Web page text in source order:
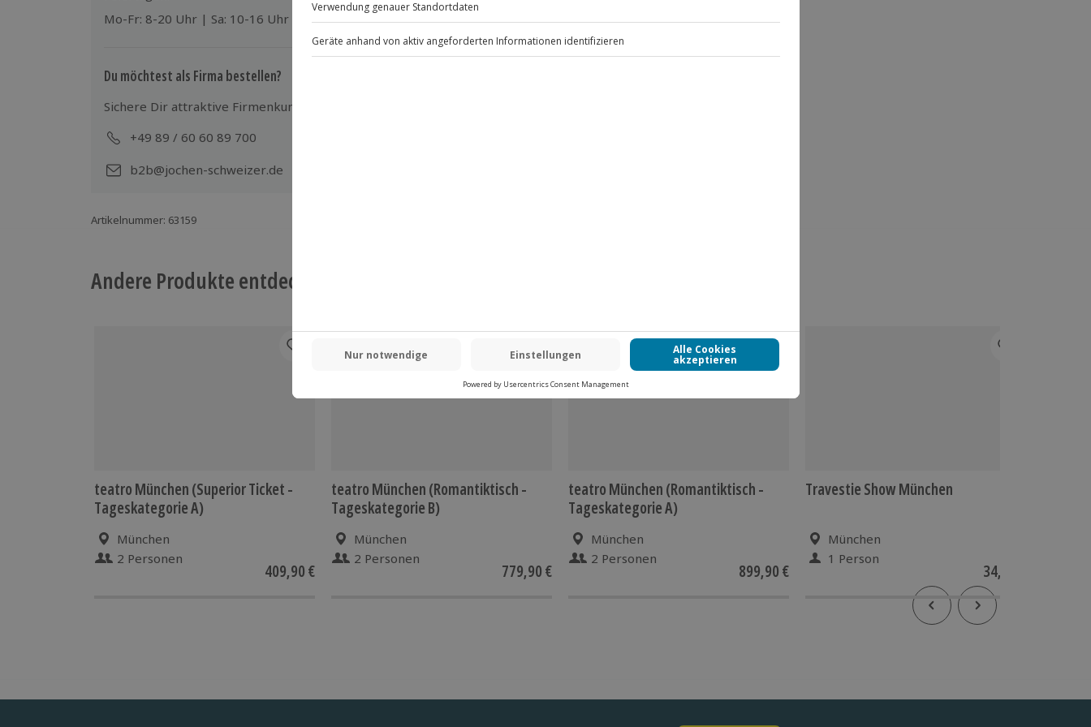
Mo-Fr: 8-20 Uhr | Sa: 10-16 Uhr
Du möchtest als Firma bestellen?
Sichere Dir attraktive Firmenkunden Vorteile.
+49 89 / 60 60 89 700
b2b@jochen-schweizer.de
Artikelnummer: 63159
Andere Produkte entdecken
teatro München (Superior Ticket -
Tageskategorie A)
München
2 Personen
409,90 €
teatro München (Romantiktisch -
Tageskategorie B)
München
2 Personen
779,90 €
teatro München (Romantiktisch -
Tageskategorie A)
München
2 Personen
899,90 €
Travestie Show München
München
1 Person
34,90 €